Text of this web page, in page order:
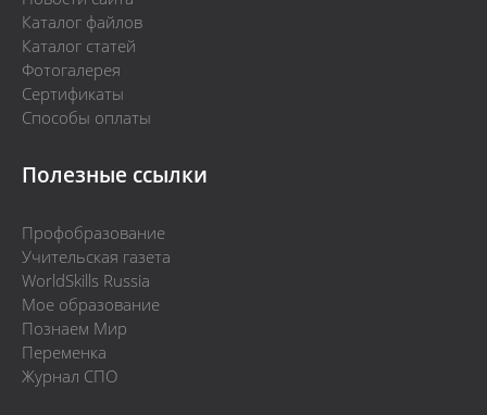
Каталог файлов
Каталог статей
Фотогалерея
Сертификаты
Способы оплаты
Полезные ссылки
Профобразование
Учительская газета
WorldSkills Russia
Мое образование
Познаем Мир
Переменка
Журнал СПО